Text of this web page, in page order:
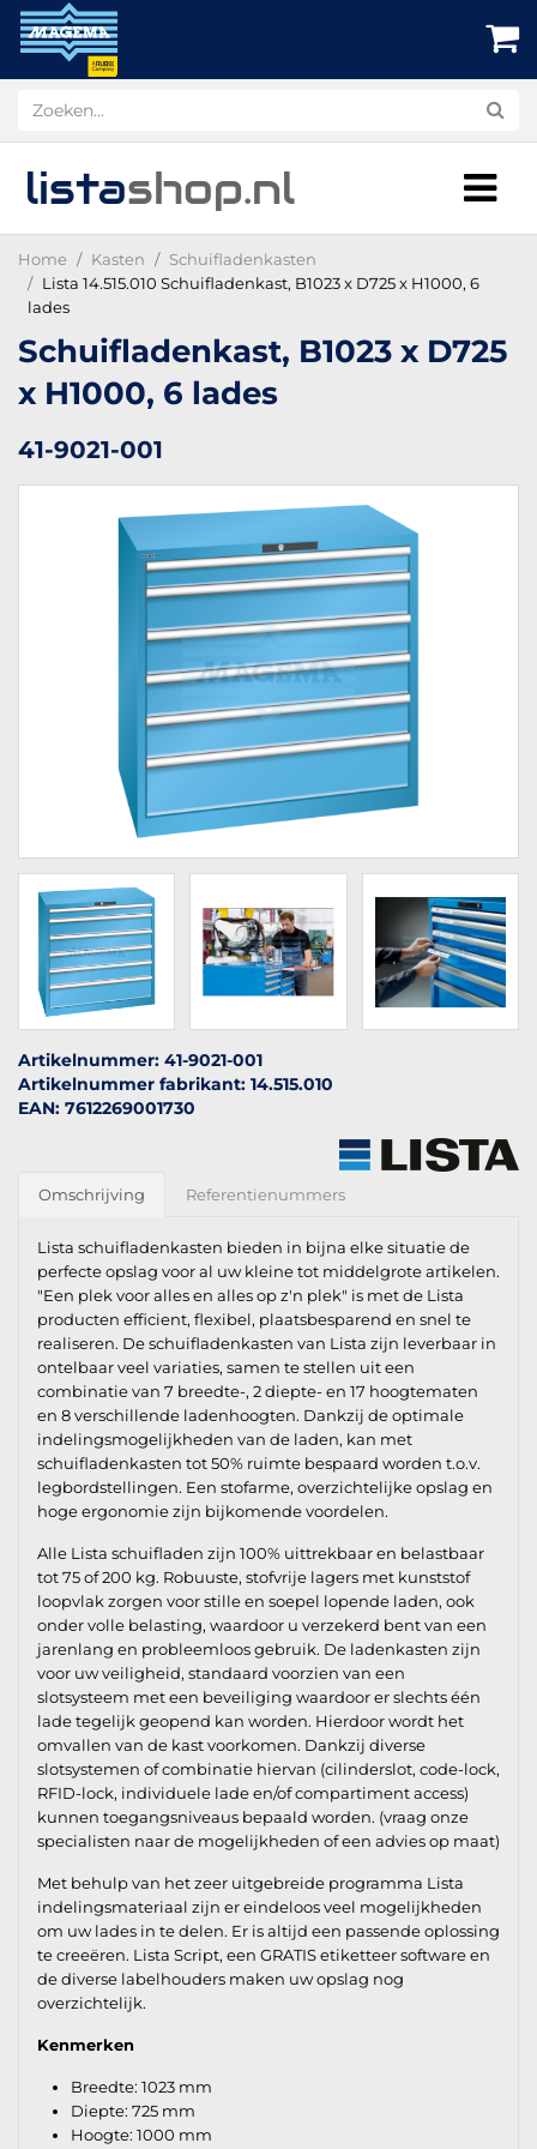
listashop.nl
Home Kasten
Schuifladenkasten
Lista 14.515.010 Schuifladenkast, B1023 x D725 x H1000, 6
lades
Schuifladenkast, B1023 x D725
x H1000, 6 lades
41-9021-001
Artikelnummer: 41-9021-001
Artikelnummer fabrikant: 14.515.010
EAN: 7612269001730
Omschrijving Referentienummers
Lista schuifladenkasten bieden in bijna elke situatie de
perfecte opslag voor al uw kleine tot middelgrote artikelen.
"Een plek voor alles en alles op z'n plek" is met de Lista
producten efficient, flexibel, plaatsbesparend en snel te
realiseren. De schuifladenkasten van Lista zijn leverbaar in
ontelbaar veel variaties, samen te stellen uit een
combinatie van 7 breedte-, 2 diepte- en 17 hoogtematen
en 8 verschillende ladenhoogten. Dankzij de optimale
indelingsmogelijkheden van de laden, kan met
schuifladenkasten tot 50% ruimte bespaard worden t.o.v.
legbordstellingen. Een stofarme, overzichtelijke opslag en
hoge ergonomie zijn bijkomende voordelen.
Alle Lista schuifladen zijn 100% uittrekbaar en belastbaar
tot 75 of 200 kg. Robuuste, stofvrije lagers met kunststof
loopvlak zorgen voor stille en soepel lopende laden, ook
onder volle belasting, waardoor u verzekerd bent van een
jarenlang en probleemloos gebruik. De ladenkasten zijn
voor uw veiligheid, standaard voorzien van een
slotsysteem met een beveiliging waardoor er slechts één
lade tegelijk geopend kan worden. Hierdoor wordt het
omvallen van de kast voorkomen. Dankzij diverse
slotsystemen of combinatie hiervan (cilinderslot, code-lock,
RFID-lock, individuele lade en/of compartiment access)
kunnen toegangsniveaus bepaald worden. (vraag onze
specialisten naar de mogelijkheden of een advies op maat)
Met behulp van het zeer uitgebreide programma Lista
indelingsmateriaal zijn er eindeloos veel mogelijkheden
om uw lades in te delen. Er is altijd een passende oplossing
te creeëren. Lista Script, een GRATIS etiketteer software en
de diverse labelhouders maken uw opslag nog
overzichtelijk.
Kenmerken
Breedte: 1023 mm
Diepte: 725 mm
Hoogte: 1000 mm